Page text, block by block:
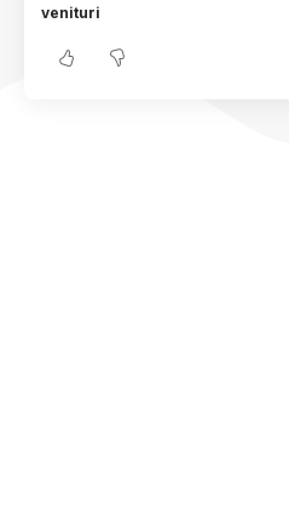
venituri